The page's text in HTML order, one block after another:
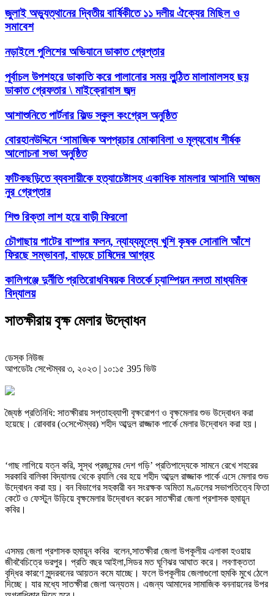
জুলাই অভ্যুত্থানের দ্বিতীয় বার্ষিকীতে ১১ দলীয় ঐক্যের মিছিল ও
সমাবেশ
নড়াইলে পুলিশের অভিযানে ডাকাত গ্রেপ্তার
পূর্বাচল উপশহরে ডাকাতি করে পালানোর সময় লুন্ঠিত মালামালসহ ছয়
ডাকাত গ্রেফতার \ মাইক্রোবাস জব্দ
আশাশুনিতে পার্টনার ফিল্ড স্কুল কংগ্রেস অনুষ্ঠিত
‎বোরহানউদ্দিনে ‘সামাজিক অপপ্রচার মোকাবিলা ও মূল্যবোধ শীর্ষক
আলোচনা সভা অনুষ্ঠিত
ফটিকছড়িতে ব্যবসায়ীকে হত্যাচেষ্টাসহ একাধিক মামলার আসামি আজম
নুর গ্রেপ্তার
শিশু রিক্তা লাশ হয়ে বাড়ী ফিরলো
চৌগাছায় পাটের বাম্পার ফলন, ন্যায্যমূল্যে খুশি কৃষক সোনালি আঁশে
ফিরছে সম্ভাবনা, বাড়ছে চাষিদের আগ্রহ
কালিগঞ্জে দুর্নীতি প্রতিরোধবিষয়ক বিতর্কে চ্যাম্পিয়ন নলতা মাধ্যমিক
বিদ্যালয়
সাতক্ষীরায় বৃক্ষ মেলার উদ্বোধন
ডেস্ক নিউজ
আপডেটঃ সেপ্টেম্বর ৩, ২০২৩ | ১০:১৫ 395 ভিউ
জ্যৈষ্ঠ প্রতিনিধি: সাতক্ষীরায় সপ্তাহব্যাপী বৃক্ষরোপণ ও বৃক্ষমেলার শুভ উদ্বোধন করা
হয়েছে। রোববার (৩সেপ্টেম্বর) শহীদ আব্দুল রাজ্জাক পার্কে মেলার উদ্বোধন করা হয়।
‘গাছ লাগিয়ে যত্ন করি, সুস্থ প্রজন্মের দেশ গড়ি’ প্রতিপাদ্যেকে সামনে রেখে শহরের
সরকারি বালিকা বিদ্যালয় থেকে র‍্যালি বের হয়ে শহীদ আব্দুল রাজ্জাক পার্কে এসে মেলার শুভ
উদ্বোধন করা হয়। বন বিভাগের সহকারী বন সংরক্ষক অমিতা মণ্ডলের সভাপতিত্বে ফিতা
কেটে ও ফেস্টুন উড়িয়ে বৃক্ষমেলার উদ্বোধন করেন সাতক্ষীরা জেলা প্রশাসক হুমায়ূন
কবির।
এসময় জেলা প্রশাসক হুমায়ূন কবির বলেন,সাতক্ষীরা জেলা উপকূলীয় এলাকা হওয়ায়
জীববৈচিত্রে ভরপুর। প্রতি বছর আইলা,সিডর মত ঘূণিঝর আঘাত করে। লবণাক্ততা
বৃদ্ধির কারণে সুন্দরবনের আয়তন কমে যাচ্ছে। ফলে উপকূলীয় জেলাগুলো হুমকি মুখে ঠেলে
দিচ্ছে। যার মধ্যে সাতক্ষীরা জেলা অন্যতম। এজন্য আমাদের সামাজিক বননায়নের উপর